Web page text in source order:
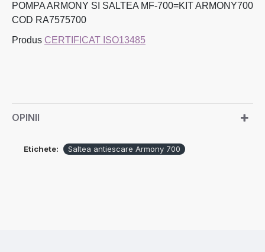
POMPA ARMONY SI SALTEA MF-700=KIT ARMONY700
COD RA7575700
Produs CERTIFICAT ISO13485
OPINII
Etichete: Saltea antiescare Armony 700